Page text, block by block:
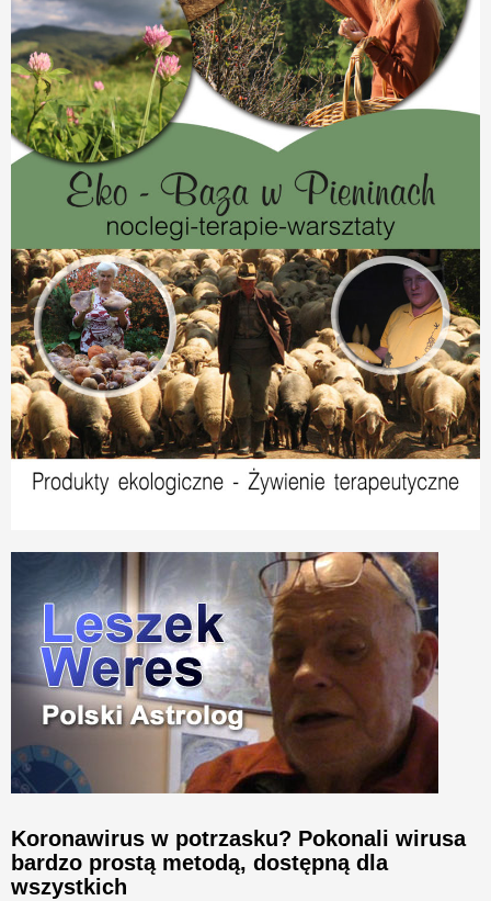
Koronawirus w potrzasku? Pokonali wirusa
bardzo prostą metodą, dostępną dla
wszystkich